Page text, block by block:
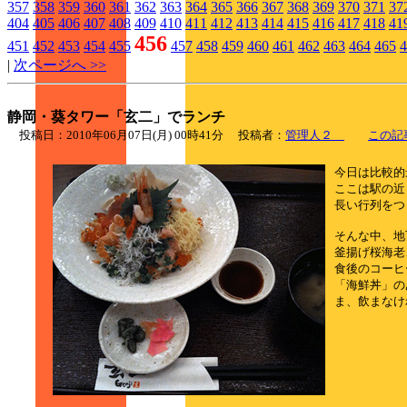
357 358 359 360 361 362 363 364 365 366 367 368 369 370 371
404 405 406 407 408 409 410 411 412 413 414 415 416 417 418
451 452 453 454 455 456 457 458 459 460 461 462 463 464 465
| 次ページへ >>
静岡・葵タワー「玄二」でランチ
投稿日：2010年06月07日(月) 00時41分 投稿者： 管理人２ この記
今日は比較
ここは駅の
長い行列を
そんな中、
釜揚げ桜海
食後のコー
「海鮮丼」
ま、飲まな